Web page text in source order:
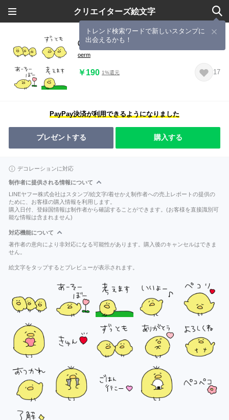
クリエイターズ絵文字
トレンド検索ワードで新しいスタンプに
出会えるかも！
◯文末に添えたくなるゆるぴよ◯
oerm
￥190 1%還元 17
PayPay決済が利用できるようになりました
プレゼントする 購入する
デコレーションに対応
制作者に提供される情報について
LINEヤフー株式会社はスタンプ/絵文字/着せかえ制作者への売上レポートの提供の
ために、お客様の購入情報を利用します。
購入日付、登録国情報は制作者から確認することができます。(お客様を直接識別可
能な情報は含まれません)
対応機能について
著作者の意向により非対応になる可能性があります。購入後のキャンセルはできま
せん。
絵文字をタップするとプレビューが表示されます。